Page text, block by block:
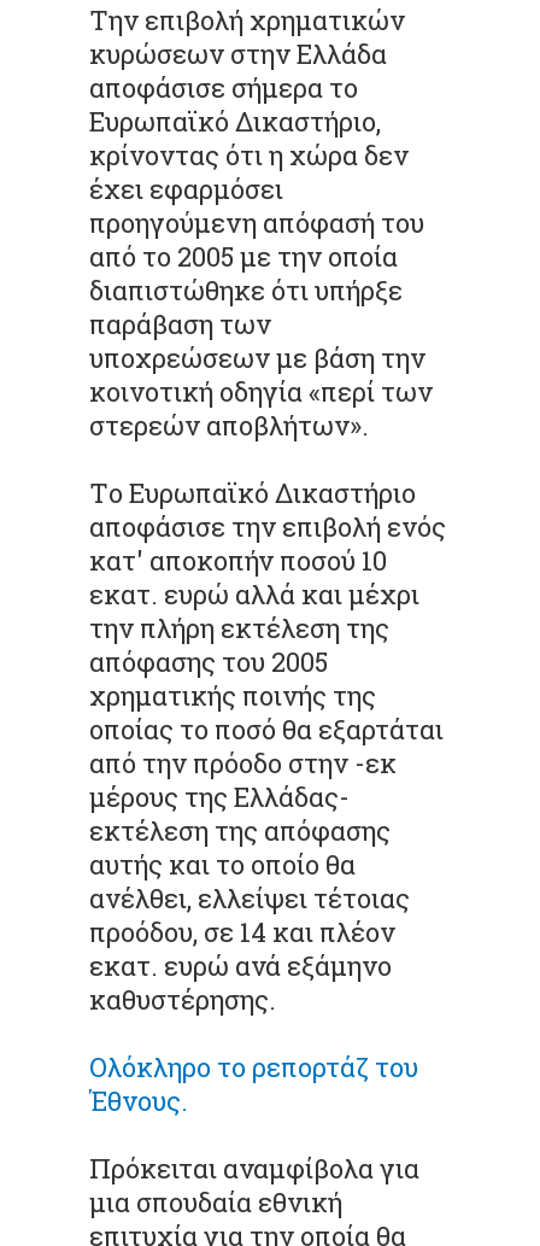
Την επιβολή χρηματικών
κυρώσεων στην Ελλάδα
αποφάσισε σήμερα το
Ευρωπαϊκό Δικαστήριο,
κρίνοντας ότι η χώρα δεν
έχει εφαρμόσει
προηγούμενη απόφασή του
από το 2005 με την οποία
διαπιστώθηκε ότι υπήρξε
παράβαση των
υποχρεώσεων με βάση την
κοινοτική οδηγία «περί των
στερεών αποβλήτων».
Tο Ευρωπαϊκό Δικαστήριο
αποφάσισε την επιβολή ενός
κατ' αποκοπήν ποσού 10
εκατ. ευρώ αλλά και μέχρι
την πλήρη εκτέλεση της
απόφασης του 2005
χρηματικής ποινής της
οποίας το ποσό θα εξαρτάται
από την πρόοδο στην -εκ
μέρους της Ελλάδας-
εκτέλεση της απόφασης
αυτής και το οποίο θα
ανέλθει, ελλείψει τέτοιας
προόδου, σε 14 και πλέον
εκατ. ευρώ ανά εξάμηνο
καθυστέρησης.
Ολόκληρο το ρεπορτάζ του
Έθνους.
Πρόκειται αναμφίβολα για
μια σπουδαία εθνική
επιτυχία για την οποία θα